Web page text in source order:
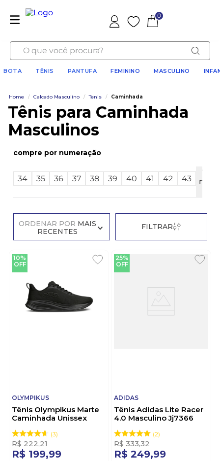
Favoritos
0
O que você procura?
BOTA TÊNIS PANTUFA FEMININO MASCULINO
Home / Calcado Masculino / Tenis / Caminhada
Tênis para Caminhada
Masculinos
numeração
34 35 36 37 38 39 40 41 42 43
Ver
mais
ORDENAR POR MAIS
RECENTES
FILTRAR
10%
OFF
OLYMPIKUS
Tênis Olympikus Marte
Caminhada Unissex
3
R$ 222,21
R$ 199,99
25%
OFF
ADIDAS
Tênis Adidas Lite Racer
4.0 Masculino Jj7366
2
R$ 333,32
R$ 249,99